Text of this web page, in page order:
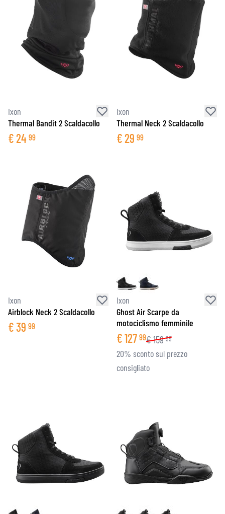
Ixon
Thermal Bandit 2 Scaldacollo
€24 99
Ixon
Thermal Neck 2 Scaldacollo
€29 99
Ixon
Airblock Neck 2 Scaldacollo
€39 99
Ixon
Ghost Air Scarpe da
motociclismo femminile
€127 99€159 99
20% sconto sul prezzo
consigliato